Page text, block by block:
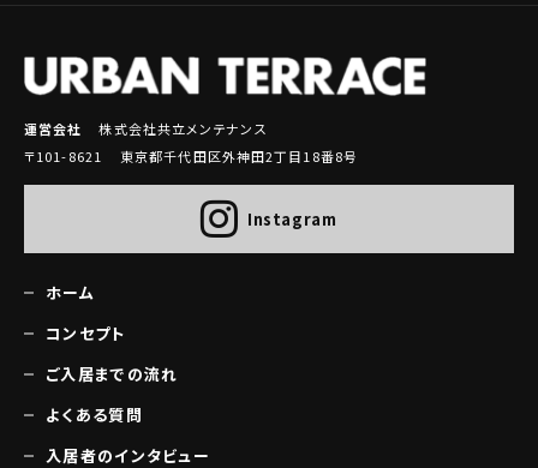
運営会社
株式会社共立メンテナンス
〒101-8621 東京都千代田区外神田2丁目18番8号
Instagram
ホーム
コンセプト
ご入居までの流れ
よくある質問
入居者のインタビュー